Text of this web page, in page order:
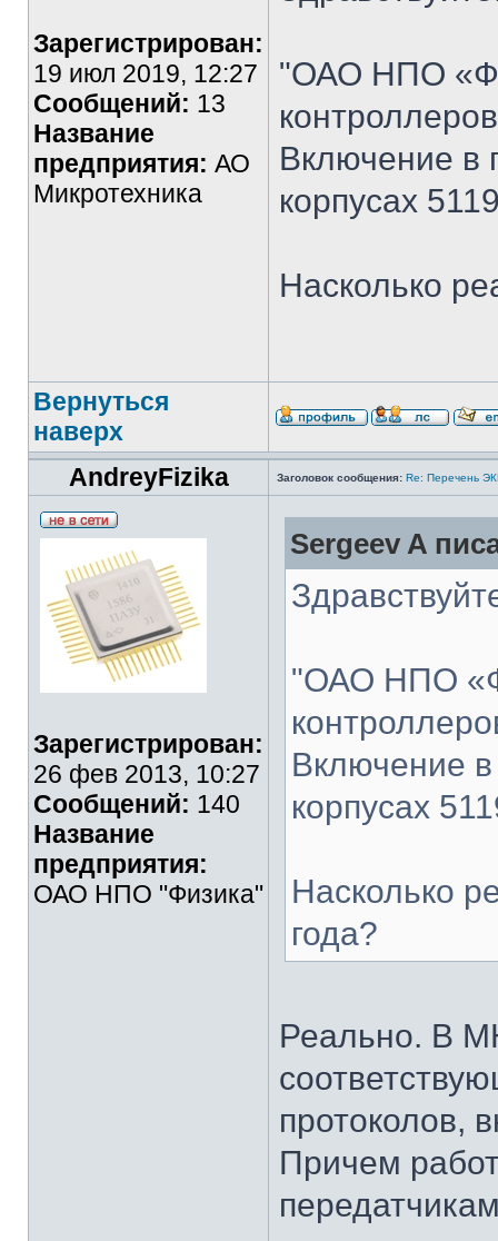
Зарегистрирован:
19 июл 2019, 12:27
Сообщений: 13
Название
предприятия: АО
Микротехника
"ОАО НПО
Включение в
корпусах
Насколько
Вернуться
наверх
AndreyFizika
Заголовок сообщения: Re: Перечень
Зарегистрирован:
26 фев 2013, 10:27
Сообщений: 140
Название
предприятия:
ОАО НПО "Физика"
Sergeev A
"ОАО НПО
Включение
корпусах
Насколько
года?
Реально. В
протоколов,
Причем